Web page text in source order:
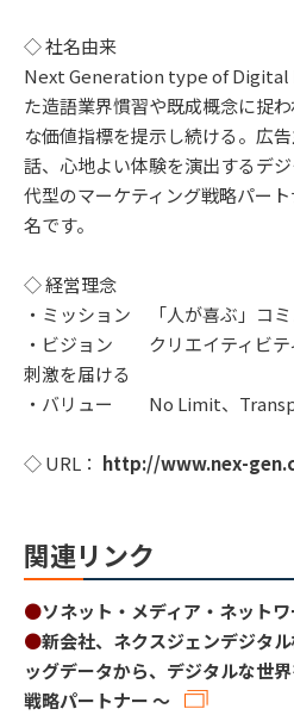
◇ 社名由来
Next Generation type of
た造語業界慣習や既成概念に捉
な価値指標を提示し続ける。広
話、心地よい体験を演出するデ
代型のマーケティング戦略パー
名です。
◇ 経営理念
・ミッション 「人が喜ぶ」コ
・ビジョン クリエイティビテ
刺激を届ける
・バリュー No Limit、
◇ URL： http://www.nex-
関連リンク
●ソネット・メディア・ネット
●新会社、ネクスジェンデジタ
ッグデータから、デジタルな世
戦略パートナー ～